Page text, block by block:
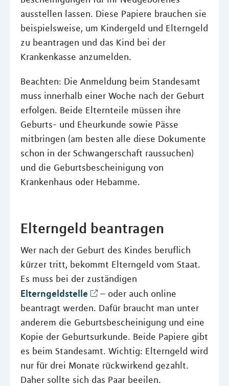
ausstellen lassen. Diese Papiere brauchen sie
beispielsweise, um Kindergeld und Elterngeld
zu beantragen und das Kind bei der
Krankenkasse anzumelden.
Beachten: Die Anmeldung beim Standesamt
muss innerhalb einer Woche nach der Geburt
erfolgen. Beide Elternteile müssen ihre
Geburts- und Eheurkunde sowie Pässe
mitbringen (am besten alle diese Dokumente
schon in der Schwangerschaft raussuchen)
und die Geburtsbescheinigung von
Krankenhaus oder Hebamme.
Elterngeld beantragen
Wer nach der Geburt des Kindes beruflich
kürzer tritt, bekommt Elterngeld vom Staat.
Es muss bei der zuständigen
Elterngeldstelle
– oder auch online
beantragt werden. Dafür braucht man unter
anderem die Geburtsbescheinigung und eine
Kopie der Geburtsurkunde. Beide Papiere gibt
es beim Standesamt. Wichtig: Elterngeld wird
nur für drei Monate rückwirkend gezahlt.
Daher sollte sich das Paar beeilen.